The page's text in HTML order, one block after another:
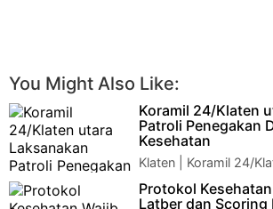
You Might Also Like:
Koramil 24/Klaten
Patroli Penegakan
Kesehatan
Klaten | Koramil 24/
Laksanakan Patroli
Protokol KesehatanKoramil 24/Klaten utara
Protokol
Latber dan